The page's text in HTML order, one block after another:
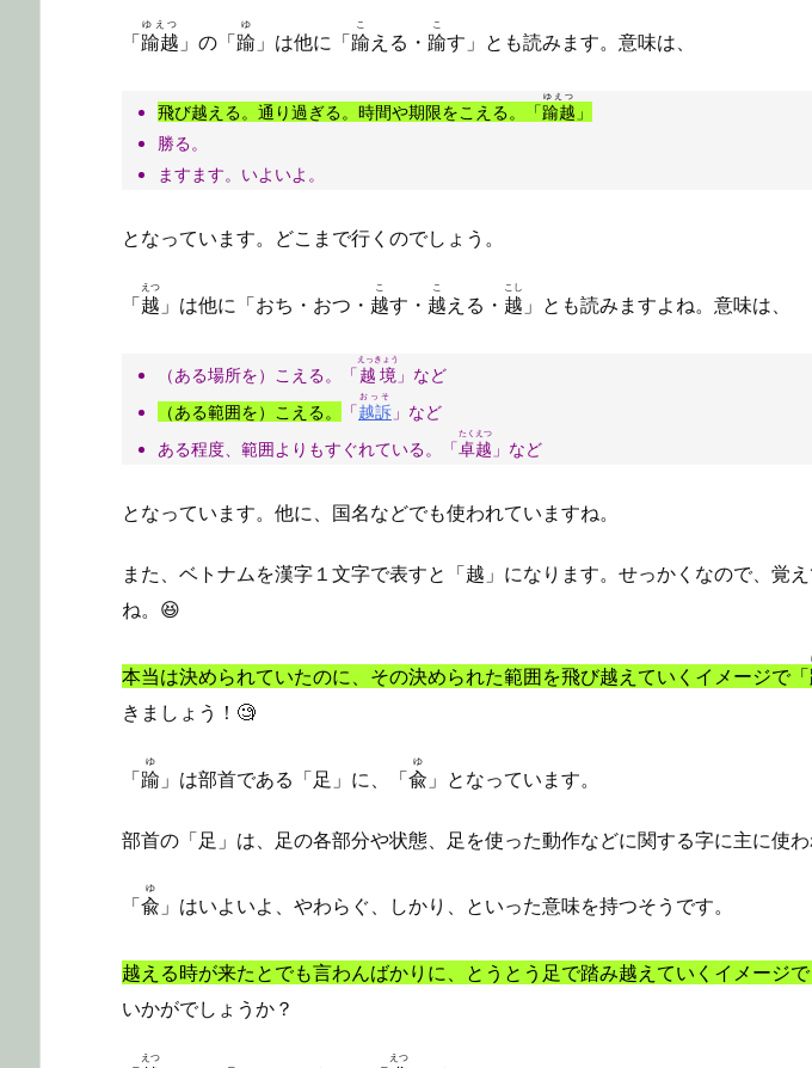
「踰越
ゆえつ
」の「踰
ゆ
」は他に「踰
こ
える・ 踰
こ
す」とも読みます。意味は、
飛び越える。通り過ぎる。時間や期限をこえる。「踰越
ゆえつ
」
勝る。
ますます。いよいよ。
となっています。どこまで行くのでしょう。
「越
えつ
」は他に「おち・おつ・ 越
こ
す・ 越
こ
える・ 越
こし
」とも読みますよね。意味は、
（ある場所を）こえる。「越境
えっきょう
」など
（ある範囲を）こえる。
「越訴
おっそ
」など
ある程度、範囲よりもすぐれている。「卓越
たくえつ
」など
となっています。他に、国名などでも使われていますね。
また、ベトナムを漢字１文字で表すと「越」になります。せっかくなので、覚
ね。😆
本当は決められていたのに、その決められた範囲を飛び越えていくイメージで「
きましょう！🧐
「踰
ゆ
」は部首である「足」に、「兪
ゆ
」となっています。
部首の「足」は、足の各部分や状態、足を使った動作などに関する字に主に使わ
「兪
ゆ
」はいよいよ、やわらぐ、しかり、といった意味を持つそうです。
越える時が来たとでも言わんばかりに、とうとう足で踏み越えていくイメージ
いかがでしょうか？
えつ えつ